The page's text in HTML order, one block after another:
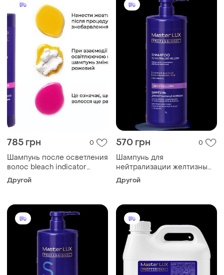
785 грн 0
Шампунь после осветления
волос bleach indicator
(индикатор освет. пудры)
master lux, 1000 мл
Другой
570 грн 0
Шампунь для
нейтрализации желтизны
anti-yellow master lux (100,
250, 1000, 3000 мл) 1000
Другой